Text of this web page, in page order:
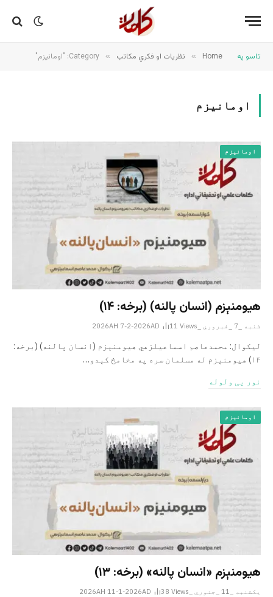
تاسو په Home
» نظریات او فکري مکاتب » Category: "اومانیزم"
اومانیزم
اومانیزم
هیومنېزم (انسان پالنه) (برخه: ۱۴)
شنبه _7 _فبروري _2026AH 7-2-2026AD 11 Views
لیکوال: محمدعاصم اسماعیل­زهي هیومنېزم (انسان پالنه) (برخه:
۱۴) هیومنېزم له مسلمان سره په مخامخ کېدو…
نور یی ولوله
اومانیزم
هیومنېزم «انسان ‌پالنه» (برخه: ۱۳)
یکشنبه _11 _جنوري _2026AH 11-1-2026AD 38 Views